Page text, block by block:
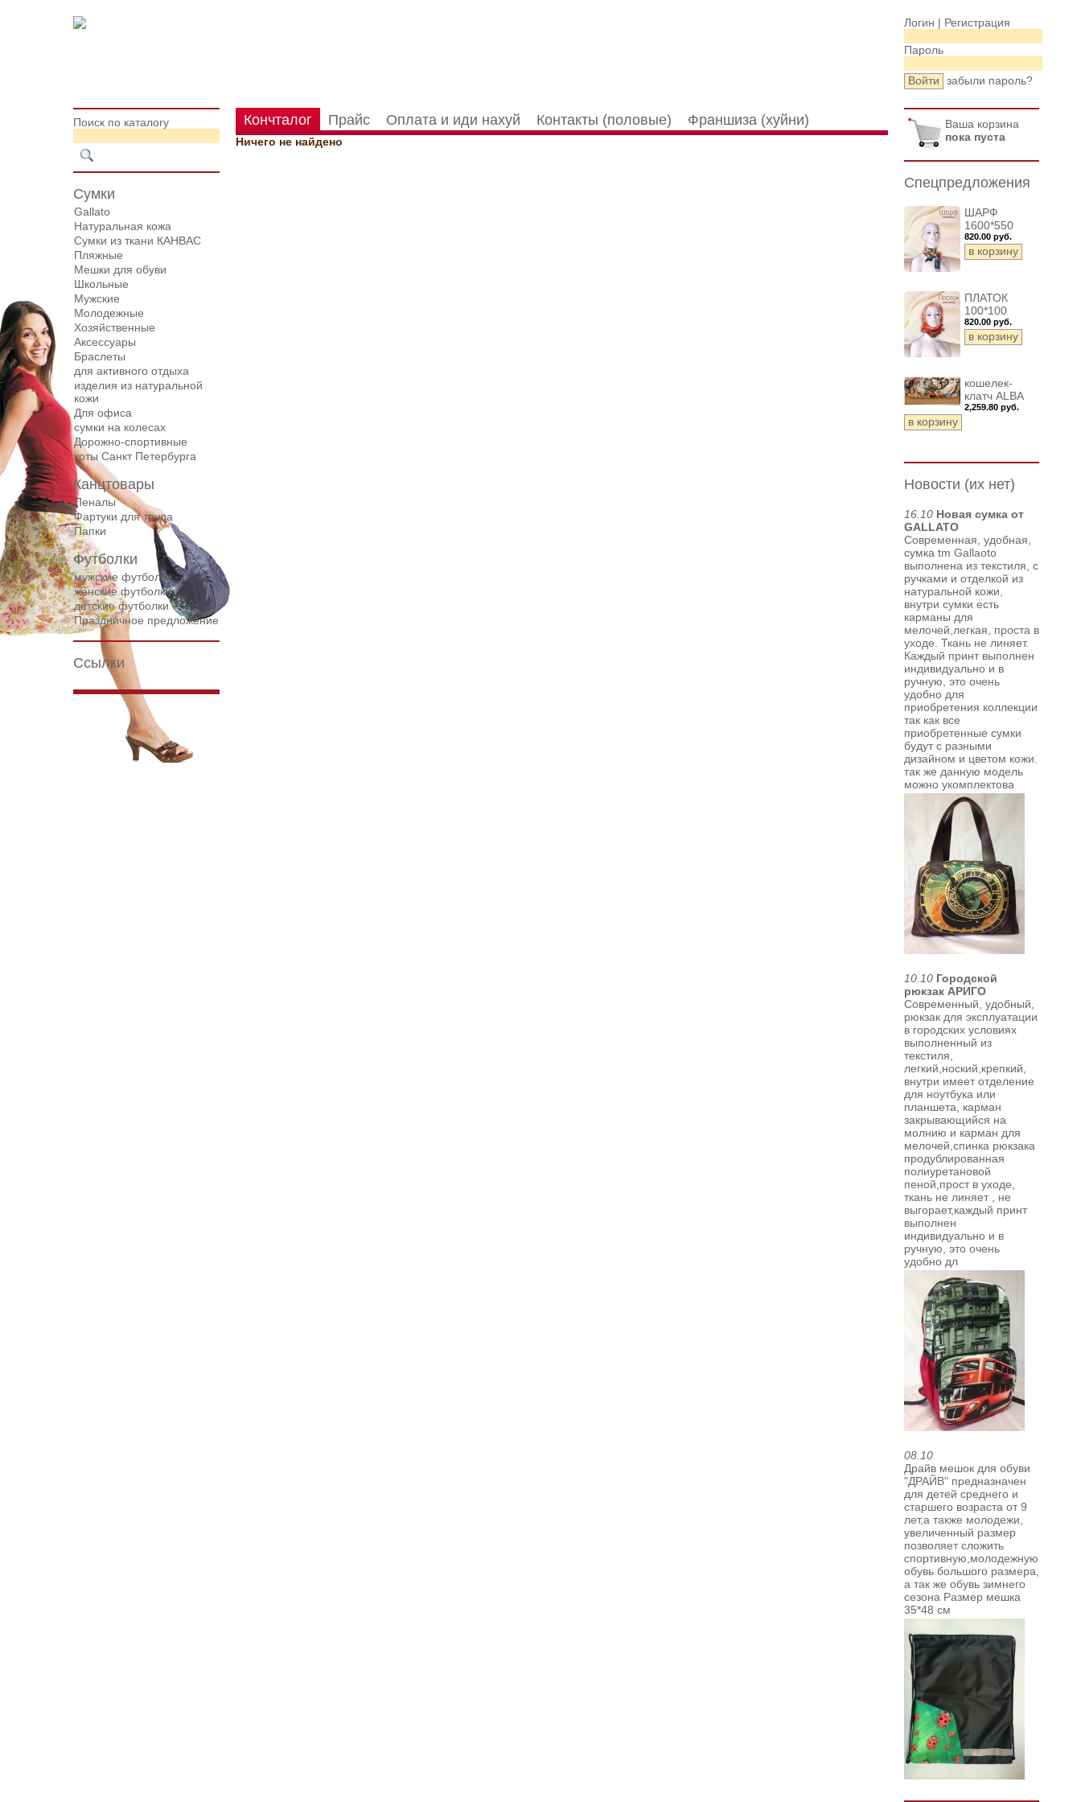
Логин | Регистрация
Пароль
забыли пароль?
Поиск по каталогу
Сумки
Gallato
Натуральная кожа
Сумки из ткани КАНВАС
Пляжные
Мешки для обуви
Школьные
Мужские
Молодежные
Хозяйственные
Аксессуары
Браслеты
для активного отдыха
изделия из натуральной
кожи
Для офиса
сумки на колесах
Дорожнo-спортивные
коты Санкт Петербурга
Канцтовары
Пеналы
Фартуки для труда
Папки
Футболки
мужские футболки
женские футболки
детские футболки
Праздничное предложение
Ссылки
Кончталог Прайс Оплата и иди нахуй Контакты (половые) Франшиза (хуйни)
Ничего не найдено
Ваша корзина
пока пуста
Спецпредложения
ШАРФ
1600*550
820.00 руб.
ПЛАТОК
100*100
820.00 руб.
кошелек-
клатч ALBA
2,259.80 руб.
Новости (их нет)
16.10 Новая сумка от
GALLATO
Современная, удобная,
сумка tm Gallaoto
выполнена из текстиля, с
ручками и отделкой из
натуральной кожи,
внутри сумки есть
карманы для
мелочей,легкая, проста в
уходе. Ткань не линяет.
Каждый принт выполнен
индивидуально и в
ручную, это очень
удобно для
приобретения коллекции
так как все
приобретенные сумки
будут с разными
дизайном и цветом кожи.
так же данную модель
можно укомплектова
10.10 Городской
рюкзак АРИГО
Современный, удобный,
рюкзак для эксплуатации
в городских условиях
выполненный из
текстиля,
легкий,ноский,крепкий,
внутри имеет отделение
для ноутбука или
планшета, карман
закрывающийся на
молнию и карман для
мелочей,спинка рюкзака
продублированная
полиуретановой
пеной,прост в уходе,
ткань не линяет , не
выгорает,каждый принт
выполнен
индивидуально и в
ручную, это очень
удобно дл
08.10
Драйв мешок для обуви
"ДРАЙВ" предназначен
для детей среднего и
старшего возраста от 9
лет,а также молодежи,
увеличенный размер
позволяет сложить
спортивную,молодежную
обувь большого размера,
а так же обувь зимнего
сезона Размер мешка
35*48 см